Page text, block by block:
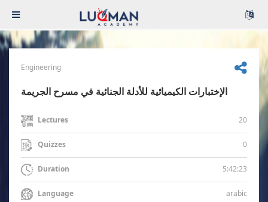
Engineering
الإختبارات الكيميائية للأدلة الجنائية في مسرح الجريمة
Lectures 20
Quizzes 0
Duration 5:42:23
Language arabic